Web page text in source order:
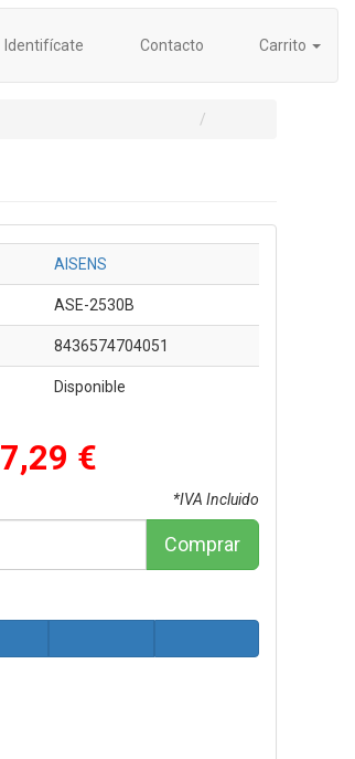
Identifícate Contacto Carrito
AISENS
ASE-2530B
8436574704051
Disponible
7,29 €
*IVA Incluido
Comprar